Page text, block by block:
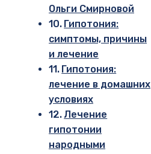
Ольги Смирновой
Гипотония:
симптомы, причины
и лечение
Гипотония:
лечение в домашних
условиях
Лечение
гипотонии
народными